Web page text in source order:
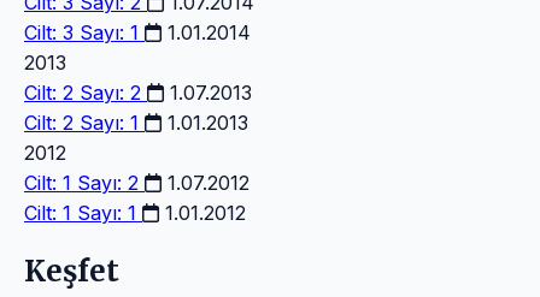
Cilt: 3 Sayı: 1
1.01.2014
2013
Cilt: 2 Sayı: 2
1.07.2013
Cilt: 2 Sayı: 1
1.01.2013
2012
Cilt: 1 Sayı: 2
1.07.2012
Cilt: 1 Sayı: 1
1.01.2012
Keşfet